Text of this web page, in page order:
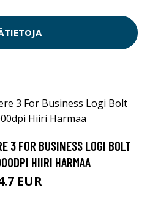
3 FOR BUSINESS LOGI BOLT
HIIRI HARMAA
EUR